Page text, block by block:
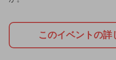
このイベントの詳